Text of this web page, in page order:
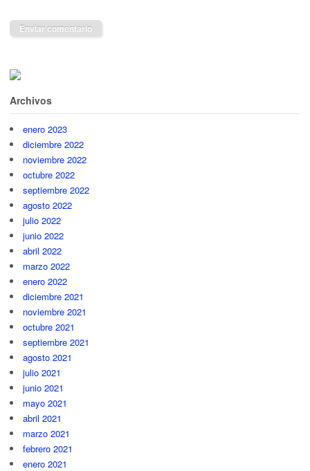
Archivos
enero 2023
diciembre 2022
noviembre 2022
octubre 2022
septiembre 2022
agosto 2022
julio 2022
junio 2022
abril 2022
marzo 2022
enero 2022
diciembre 2021
noviembre 2021
octubre 2021
septiembre 2021
agosto 2021
julio 2021
junio 2021
mayo 2021
abril 2021
marzo 2021
febrero 2021
enero 2021